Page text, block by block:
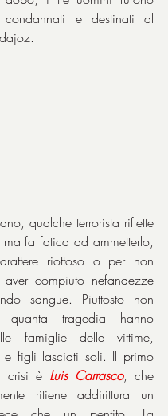
condannati e destinati al
qualche terrorista riflette
fa fatica ad ammetterlo,
riottoso o per non
aver compiuto nefandezze
sangue. Piuttosto non
quanta tragedia hanno
famiglie delle vittime,
e figli lasciati soli. Il primo
crisi è Luis Carrasco
ritiene addirittura un